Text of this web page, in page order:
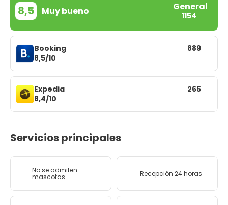
8,5 Muy bueno General
1154
Booking
8,5/10
889
Expedia
8,4/10
265
Servicios principales
No se admiten
mascotas Recepción 24 horas